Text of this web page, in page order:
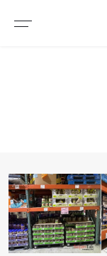
갤러리 & 동영상